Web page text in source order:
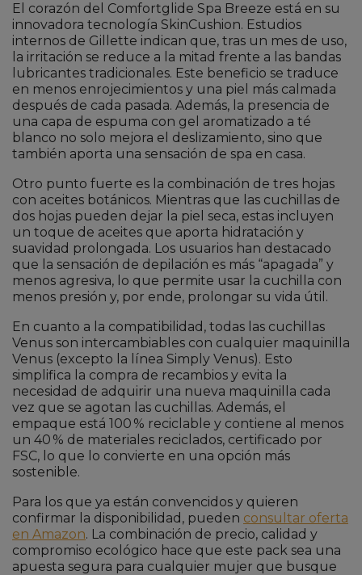
El corazón del Comfortglide Spa Breeze está en su
innovadora tecnología SkinCushion. Estudios
internos de Gillette indican que, tras un mes de uso,
la irritación se reduce a la mitad frente a las bandas
lubricantes tradicionales. Este beneficio se traduce
en menos enrojecimientos y una piel más calmada
después de cada pasada. Además, la presencia de
una capa de espuma con gel aromatizado a té
blanco no solo mejora el deslizamiento, sino que
también aporta una sensación de spa en casa.
Otro punto fuerte es la combinación de tres hojas
con aceites botánicos. Mientras que las cuchillas de
dos hojas pueden dejar la piel seca, estas incluyen
un toque de aceites que aporta hidratación y
suavidad prolongada. Los usuarios han destacado
que la sensación de depilación es más “apagada” y
menos agresiva, lo que permite usar la cuchilla con
menos presión y, por ende, prolongar su vida útil.
En cuanto a la compatibilidad, todas las cuchillas
Venus son intercambiables con cualquier maquinilla
Venus (excepto la línea Simply Venus). Esto
simplifica la compra de recambios y evita la
necesidad de adquirir una nueva maquinilla cada
vez que se agotan las cuchillas. Además, el
empaque está 100 % reciclable y contiene al menos
un 40 % de materiales reciclados, certificado por
FSC, lo que lo convierte en una opción más
sostenible.
Para los que ya están convencidos y quieren
confirmar la disponibilidad, pueden consultar oferta
en Amazon. La combinación de precio, calidad y
compromiso ecológico hace que este pack sea una
apuesta segura para cualquier mujer que busque